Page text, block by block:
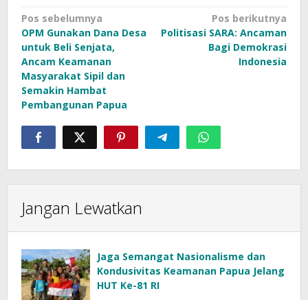
Navigasi
pos
Pos sebelumnya
OPM Gunakan Dana Desa
untuk Beli Senjata,
Ancam Keamanan
Masyarakat Sipil dan
Semakin Hambat
Pembangunan Papua
Pos berikutnya
Politisasi SARA: Ancaman
Bagi Demokrasi
Indonesia
Jangan Lewatkan
Jaga Semangat Nasionalisme dan
Kondusivitas Keamanan Papua Jelang
HUT Ke-81 RI